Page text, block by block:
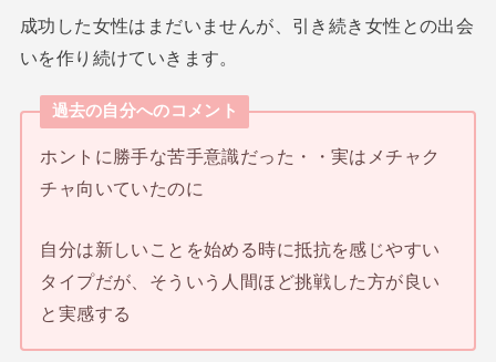
成功した女性はまだいませんが、引き続き女性との出会
いを作り続けていきます。
過去の自分へのコメント
ホントに勝手な苦手意識だった・・実はメチャク
チャ向いていたのに
自分は新しいことを始める時に抵抗を感じやすい
タイプだが、そういう人間ほど挑戦した方が良い
と実感する